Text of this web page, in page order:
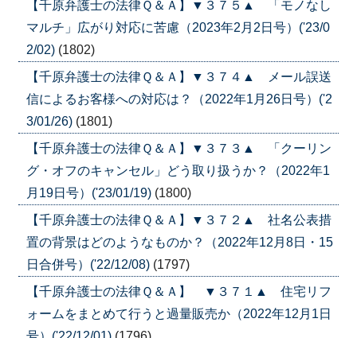
【千原弁護士の法律Ｑ＆Ａ】▼３７５▲ 「モノなし
マルチ」広がり対応に苦慮（2023年2月2日号）('23/0
2/02) (1802)
【千原弁護士の法律Ｑ＆Ａ】▼３７４▲ メール誤送
信によるお客様への対応は？（2022年1月26日号）('2
3/01/26) (1801)
【千原弁護士の法律Ｑ＆Ａ】▼３７３▲ 「クーリン
グ・オフのキャンセル」どう取り扱うか？（2022年1
月19日号）('23/01/19) (1800)
【千原弁護士の法律Ｑ＆Ａ】▼３７２▲ 社名公表措
置の背景はどのようなものか？（2022年12月8日・15
日合併号）('22/12/08) (1797)
【千原弁護士の法律Ｑ＆Ａ】 ▼３７１▲ 住宅リフ
ォームをまとめて行うと過量販売か（2022年12月1日